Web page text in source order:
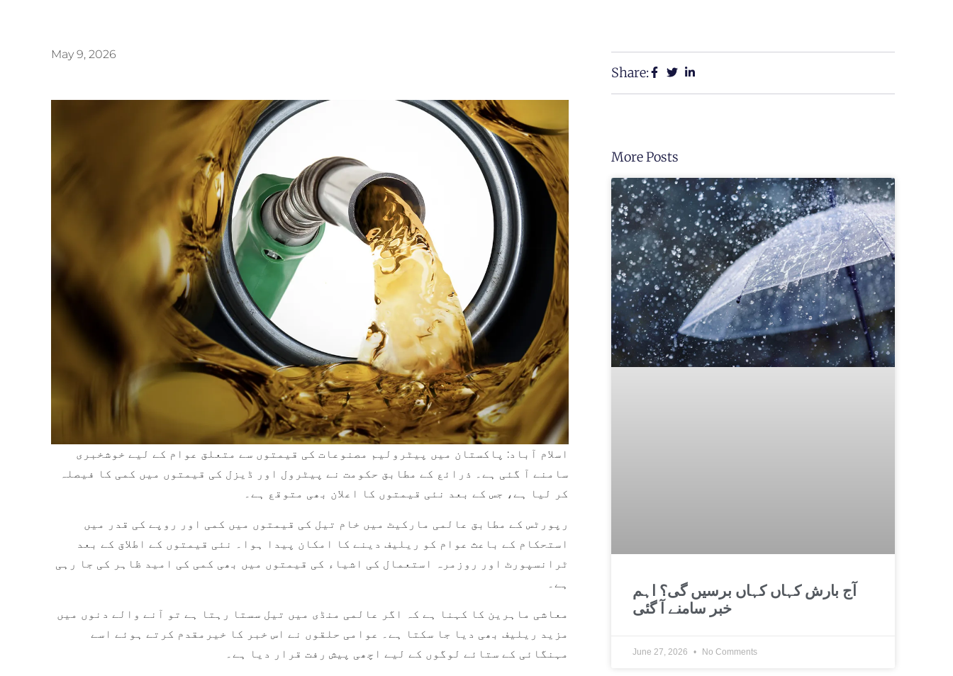
May 9, 2026
اسلام آباد: پاکستان میں پیٹرولیم مصنوعات کی قیمتوں سے متعلق عوام کے لیے خوشخبری
سامنے آ گئی ہے۔ ذرائع کے مطابق حکومت نے پیٹرول اور ڈیزل کی قیمتوں میں کمی کا فیصلہ
کر لیا ہے، جس کے بعد نئی قیمتوں کا اعلان بھی متوقع ہے۔
رپورٹس کے مطابق عالمی مارکیٹ میں خام تیل کی قیمتوں میں کمی اور روپے کی قدر میں
استحکام کے باعث عوام کو ریلیف دینے کا امکان پیدا ہوا۔ نئی قیمتوں کے اطلاق کے بعد
ٹرانسپورٹ اور روزمرہ استعمال کی اشیاء کی قیمتوں میں بھی کمی کی امید ظاہر کی جا رہی
ہے۔
معاشی ماہرین کا کہنا ہے کہ اگر عالمی منڈی میں تیل سستا رہتا ہے تو آنے والے دنوں میں
مزید ریلیف بھی دیا جا سکتا ہے۔ عوامی حلقوں نے اس خبر کا خیرمقدم کرتے ہوئے اسے
مہنگائی کے ستائے لوگوں کے لیے اچھی پیش رفت قرار دیا ہے۔
Share:
More Posts
آج بارش کہاں کہاں برسیں گی؟ اہم
خبر سامنے آ گئی
June 27, 2026 No Comments